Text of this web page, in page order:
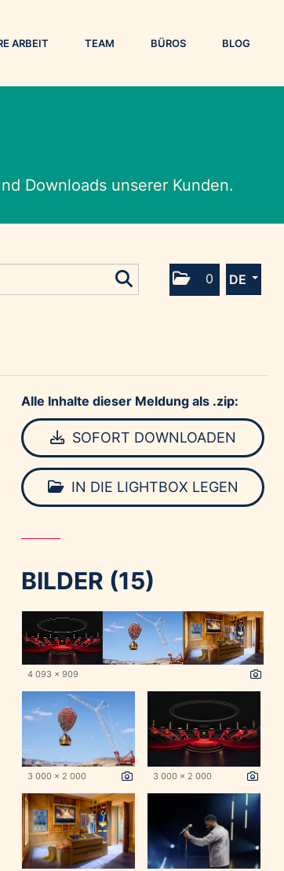
ARBEIT TEAM BÜROS BLOG
Downloads unserer Kunden.
0 DE
Alle Inhalte dieser Meldung als .zip:
SOFORT DOWNLOADEN
IN DIE LIGHTBOX LEGEN
BILDER (15)
4 093 x 909
3 000 x 2 000 3 000 x 2 000